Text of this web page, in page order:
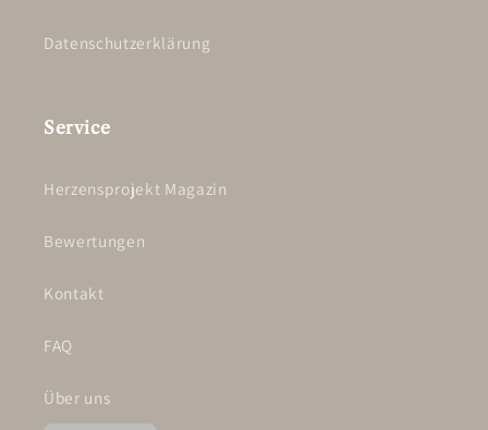
Datenschutzerklärung
Service
Herzensprojekt Magazin
Bewertungen
Kontakt
FAQ
Über uns